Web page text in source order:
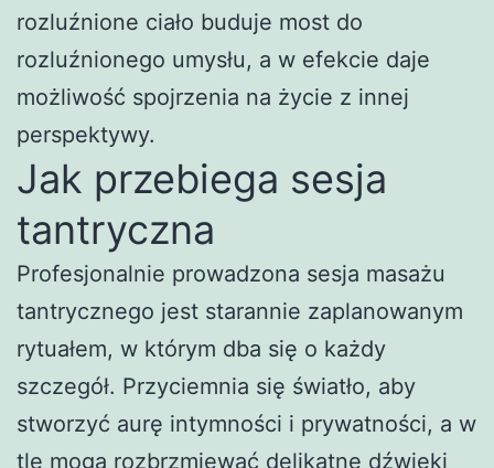
rozluźnione ciało buduje most do
rozluźnionego umysłu, a w efekcie daje
możliwość spojrzenia na życie z innej
perspektywy.
Jak przebiega sesja
tantryczna
Profesjonalnie prowadzona sesja masażu
tantrycznego jest starannie zaplanowanym
rytuałem, w którym dba się o każdy
szczegół. Przyciemnia się światło, aby
stworzyć aurę intymności i prywatności, a w
tle mogą rozbrzmiewać delikatne dźwięki